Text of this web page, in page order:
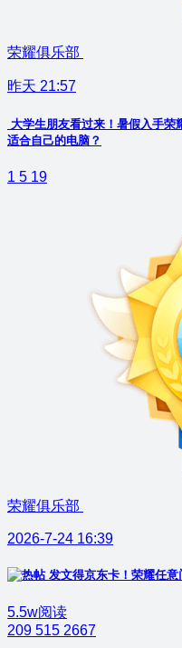
荣耀俱乐部
昨天 21:57
大学生朋友看过来！暑假入手荣
适合自己的电脑？
1 5 19
荣耀俱乐部
2026-7-24 16:39
发文得京东卡！荣耀任意
5.5w阅读
209 515 2667